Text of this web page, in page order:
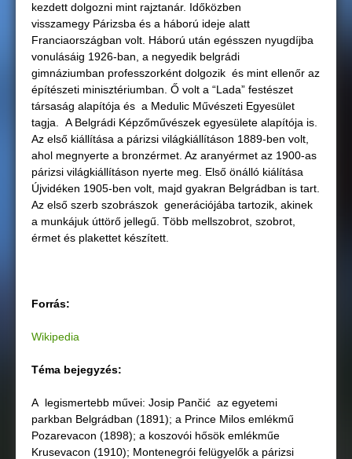
kezdett dolgozni mint rajztanár. Időközben
visszamegy Párizsba és a háború ideje alatt
Franciaországban volt. Háború után egésszen nyugdíjba
vonulásáig 1926-ban, a negyedik belgrádi
gimnáziumban professzorként dolgozik és mint ellenőr az
építészeti minisztériumban. Ő volt a “Lada” festészet
társaság alapítója és a Medulic Művészeti Egyesület
tagja. A Belgrádi Képzőművészek egyesülete alapítója is.
Az első kiállítása a párizsi világkiállításon 1889-ben volt,
ahol megnyerte a bronzérmet. Az aranyérmet az 1900-as
párizsi világkiállításon nyerte meg. Első önálló kiálítása
Újvidéken 1905-ben volt, majd gyakran Belgrádban is tart.
Az első szerb szobrászok generációjába tartozik, akinek
a munkájuk úttörő jellegű. Több mellszobrot, szobrot,
érmet és plakettet készített.
Forrás:
Wikipedia
Téma bejegyzés:
A legismertebb művei: Josip Pančić az egyetemi
parkban Belgrádban (1891); a Prince Milos emlékmű
Pozarevacon (1898); a koszovói hősök emlékműe
Krusevacon (1910); Montenegrói felügyelők a párizsi